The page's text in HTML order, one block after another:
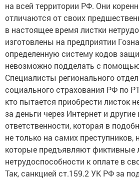
на всей территории РФ. Они
отличаются от своих
в настоящее время листки
изготовлены на предприятии
определенную систему кодов
невозможно подделать с
Специалисты регионального
социального страхования РФ по
кто пытается приобрести листок
за деньги через Интернет и другие
ответственности, которая в
не только на самих преступников,
которые предъявляют фиктивные
нетрудоспособности к оплате в
Так, санкцией ст.159.2 УК РФ за